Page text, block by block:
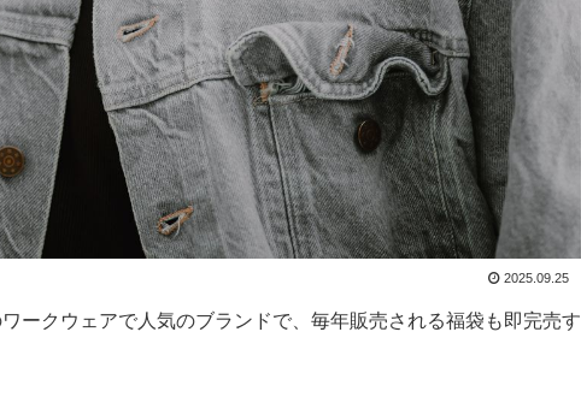
2025.09.25
ークウェアで人気のブランドで、毎年販売される福袋も即完売す